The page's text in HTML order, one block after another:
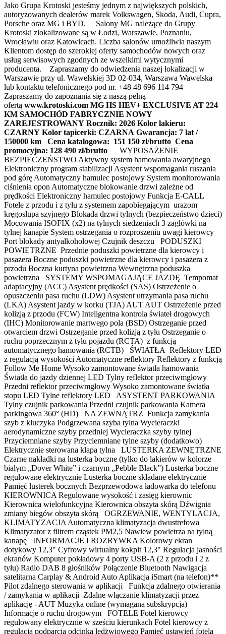
Jako Grupa Krotoski jesteśmy jednym z największych polskich,
autoryzowanych dealerów marek Volkswagen, Skoda, Audi, Cupra,
Porsche oraz MG i BYD. Salony MG należące do Grupy
Krotoski zlokalizowane są w Łodzi, Warszawie, Poznaniu,
Wrocławiu oraz Katowicach. Liczba salonów umożliwia naszym
Klientom dostęp do szerokiej oferty samochodów nowych oraz
usług serwisowych zgodnych ze wszelkimi wytycznymi
producenta. Zapraszamy do odwiedzenia naszej lokalizacji w
Warszawie przy ul. Wawelskiej 3D 02-034, Warszawa Wawelska
lub kontaktu telefonicznego pod nr. +48 48 696 114 794
Zapraszamy do zapoznania się z naszą pełną
ofertą www.krotoski.com MG HS HEV+ EXCLUSIVE AT 224
KM SAMOCHÓD FABRYCZNIE NOWY
ZAREJESTROWANY Rocznik: 2026 Kolor lakieru:
CZARNY Kolor tapicerki: CZARNA Gwarancja: 7 lat /
150000 km
Cena katalogowa: 151 150 zł/brutto Cena
promocyjna: 128 490 zł/brutto WYPOSAŻENIE
BEZPIECZEŃSTWO Aktywny system hamowania awaryjnego
Elektroniczny program stabilizacji Asystent wspomagania ruszania
pod górę Automatyczny hamulec postojowy System monitorowania
ciśnienia opon Automatyczne blokowanie drzwi zależne od
prędkości Elektroniczny hamulec postojowy Funkcja E-CALL
Fotele z przodu i z tyłu z systemem zapobiegającym urazom
kręgosłupa szyjnego Blokada drzwi tylnych (bezpieczeństwo dzieci)
Mocowania ISOFIX (x2) na tylnych siedzeniach 3 zagłówki na
tylnej kanapie System ostrzegania o rozproszeniu uwagi kierowcy
Port blokady antyalkoholowej Czujnik deszczu PODUSZKI
POWIETRZNE Przednie poduszki powietrzne dla kierowcy i
pasażera Boczne poduszki powietrzne dla kierowcy i pasażera z
przodu Boczna kurtyna powietrzna Wewnętrzna poduszka
powietrzna SYSTEMY WSPOMAGAJĄCE JAZDĘ Tempomat
adaptacyjny (ACC) Asystent prędkości (SAS) Ostrzeżenie o
opuszczeniu pasa ruchu (LDW) Asystent utrzymania pasa ruchu
(LKA) Asystent jazdy w korku (TJA) AUT AUT Ostrzeżenie przed
kolizją z przodu (FCW) Inteligentna kontrola świateł drogowych
(IHC) Monitorowanie martwego pola (BSD) Ostrzeganie przed
otwarciem drzwi Ostrzeganie przed kolizją z tyłu Ostrzeganie o
ruchu poprzecznym z tyłu pojazdu (RCTA) z funkcją
automatycznego hamowania (RCTB) ŚWIATŁA Reflektory LED
z regulacją wysokości Automatyczne reflektory Reflektory z funkcją
Follow Me Home Wysoko zamontowane światła hamowania
Światła do jazdy dziennej LED Tylny reflektor przeciwmgłowy
Przedni reflektor przeciwmgłowy Wysoko zamontowane światła
stopu LED Tylne reflektory LED ASYSTENT PARKOWANIA
Tylny czujnik parkowania Przedni czujnik parkowania Kamera
parkingowa 360° (HD) NA ZEWNĄTRZ Funkcja zamykania
szyb z kluczyka Podgrzewana szyba tylna Wycieraczki
aerodynamiczne szyby przedniej Wycieraczka szyby tylnej
Przyciemniane szyby Przyciemniane tylne szyby (dodatkowo)
Elektrycznie sterowana klapa tylna LUSTERKA ZEWNĘTRZNE
Czarne nakładki na lusterka boczne (tylko do lakierów w kolorze
białym „Dover White” i czarnym „Pebble Black”) Lusterka boczne
regulowane elektrycznie Lusterka boczne składane elektrycznie
Pamięć lusterek bocznych Bezprzewodowa ładowarka do telefonu
KIEROWNICA Regulowane wysokość i zasięg kierownic
Kierownica wielofunkcyjna Kierownica obszyta skórą Dźwignia
zmiany biegów obszyta skórą OGRZEWANIE, WENTYLACJA,
KLIMATYZACJA Automatyczna klimatyzacja dwustrefowa
Klimatyzator z filtrem cząstek PM2,5 Nawiew powietrza na tylną
kanapę INFORMACJE I ROZRYWKA Kolorowy ekran
dotykowy 12,3" Cyfrowy wirtualny kokpit 12,3" Regulacja jasności
ekranów Komputer pokładowy 4 porty USB-A (2 z przodu i 2 z
tyłu) Radio DAB 8 głośników Połączenie Bluetooth Nawigacja
satelitarna Carplay & Android Auto Aplikacja iSmart (na telefon)**
Pilot zdalnego sterowania w aplikacji Funkcja zdalnego otwierania
/ zamykania w aplikacji Zdalne włączanie klimatyzacji przez
aplikację - AUT Muzyka online (wymagana subskrypcja)
Informacje o ruchu drogowym FOTELE Fotel kierowcy
regulowany elektrycznie w sześciu kierunkach Fotel kierowcy z
regulacją podparcia odcinka lędżwiowego Pamięć ustawień fotela